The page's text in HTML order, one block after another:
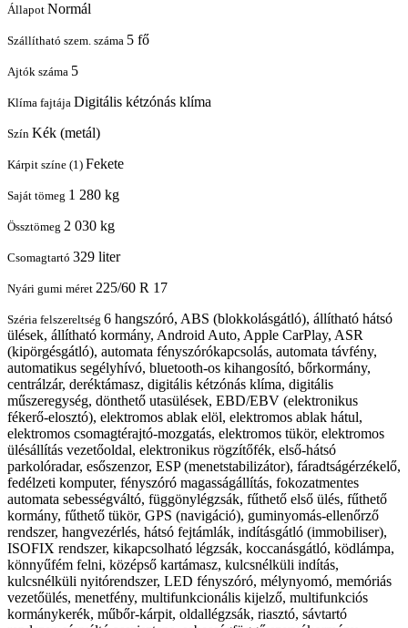
Állapot Normál
Szállítható szem. száma 5 fő
Ajtók száma 5
Klíma fajtája Digitális kétzónás klíma
Szín Kék (metál)
Kárpit színe (1) Fekete
Saját tömeg 1 280 kg
Össztömeg 2 030 kg
Csomagtartó 329 liter
Nyári gumi méret 225/60 R 17
Széria felszereltség 6 hangszóró, ABS (blokkolásgátló), állítható hátsó
ülések, állítható kormány, Android Auto, Apple CarPlay, ASR
(kipörgésgátló), automata fényszórókapcsolás, automata távfény,
automatikus segélyhívó, bluetooth-os kihangosító, bőrkormány,
centrálzár, deréktámasz, digitális kétzónás klíma, digitális
műszeregység, dönthető utasülések, EBD/EBV (elektronikus
fékerő-elosztó), elektromos ablak elöl, elektromos ablak hátul,
elektromos csomagtérajtó-mozgatás, elektromos tükör, elektromos
ülésállítás vezetőoldal, elektronikus rögzítőfék, első-hátsó
parkolóradar, esőszenzor, ESP (menetstabilizátor), fáradtságérzékelő,
fedélzeti komputer, fényszóró magasságállítás, fokozatmentes
automata sebességváltó, függönylégzsák, fűthető első ülés, fűthető
kormány, fűthető tükör, GPS (navigáció), guminyomás-ellenőrző
rendszer, hangvezérlés, hátsó fejtámlák, indításgátló (immobiliser),
ISOFIX rendszer, kikapcsolható légzsák, koccanásgátló, ködlámpa,
könnyűfém felni, középső kartámasz, kulcsnélküli indítás,
kulcsnélküli nyitórendszer, LED fényszóró, mélynyomó, memóriás
vezetőülés, menetfény, multifunkcionális kijelző, multifunkciós
kormánykerék, műbőr-kárpit, oldallégzsák, riasztó, sávtartó